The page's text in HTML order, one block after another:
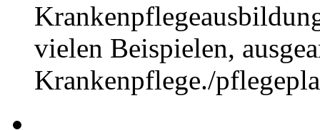
vielen Beispielen,
Krankenpflege./